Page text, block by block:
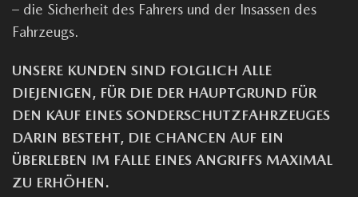
– die Sicherheit des Fahrers und der Insassen des
Fahrzeugs.
UNSERE KUNDEN SIND FOLGLICH ALLE
DIEJENIGEN, FÜR DIE DER HAUPTGRUND FÜR
DEN KAUF EINES SONDERSCHUTZFAHRZEUGES
DARIN BESTEHT, DIE CHANCEN AUF EIN
ÜBERLEBEN IM FALLE EINES ANGRIFFS MAXIMAL
ZU ERHÖHEN.